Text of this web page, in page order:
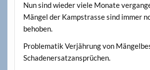
Nun sind wieder viele Monate
Mängel der Kampstrasse sind immer
behoben.
Problematik Verjährung von
Schadenersatzansprüchen.